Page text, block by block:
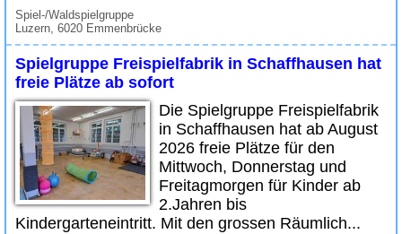
Spiel-/Waldspielgruppe
Luzern, 6020 Emmenbrücke
Spielgruppe Freispielfabrik in Schaffhausen hat
freie Plätze ab sofort
Die Spielgruppe Freispielfabrik
in Schaffhausen hat ab August
2026 freie Plätze für den
Mittwoch, Donnerstag und
Freitagmorgen für Kinder ab
2.Jahren bis
Kindergarteneintritt. Mit den grossen Räumlich...